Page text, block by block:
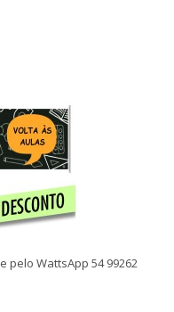
pelo WattsApp 54 99262